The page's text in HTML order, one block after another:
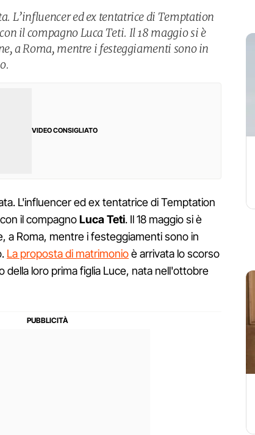
L’influencer ed ex tentatrice di Temptation
il compagno Luca Teti. Il 18 maggio si è
a Roma, mentre i festeggiamenti sono in
VIDEO CONSIGLIATO
L'influencer ed ex tentatrice di Temptation
il compagnoLuca Teti. Il 18 maggio si è
a Roma, mentre i festeggiamenti sono in
La proposta di matrimonioè arrivata lo scorso
della loro prima figlia Luce, nata nell'ottobre